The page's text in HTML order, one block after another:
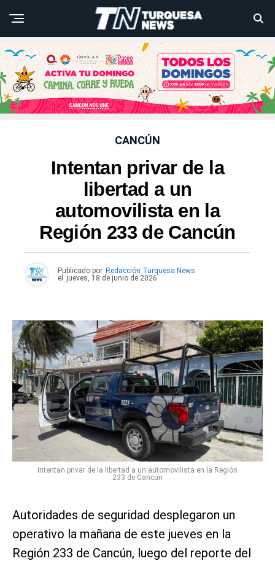
CANCÚN
Intentan privar de la
libertad a un
automovilista en la
Región 233 de Cancún
Publicado por Redacción Turquesa News
el
jueves, 18 de junio de 2026
Intentan privar de la libertad a un automovilista en la Región
233 de Cancún
Autoridades de seguridad desplegaron un
operativo la mañana de este jueves en la
Región 233 de Cancún, luego del reporte del